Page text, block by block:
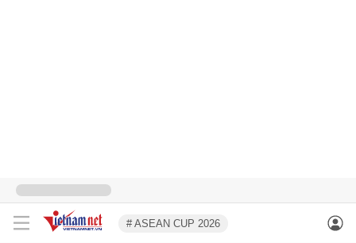
# ASEAN CUP 2026